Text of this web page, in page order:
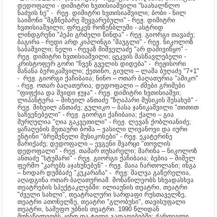
დედოფალი - დიმიტრი ხვთისიაშვილი "საახალწლო
ნაძვის ხე" - რეჟ. დიმიტრი ხვთისიაშვილი; ბობი - ნილ
საიმონი "მგზნებარე შეყვარებული" - რეჟ. დიმიტრი
ხვთისიაშვილი; ფრეკენ როზენბლუმი - ასტრიდ
ლინდგრენი "პეპი გრძელი წინდა" - რეჟ. გიორგი თავაძე;
ბაგირა - რედი არდ კიპლინგი "მაუგლი" - რეჟ. ნიკოლოზ
საბაშვილი; ნელი - რევაზ მიშველაძე "არ დამივიწყო" -
რეჟ. დიმიტრი ხვთისიაშვილი; ცეკვის მასწავლებელი -
კრისტოფერ გორი "ჩვენ გველის დიდება" - რეჟისორი
მანანა ბერიკაშვილი; ქეთინო, გიული – ლაშა ბუღაძე "7+1"
- რეჟ. გიორგი ქაჩიბაია; ნინო – ოთარ ბაღათურია "ამიკო"
- რეჟ. ოთარ ბაღათურია; დედოფალი – ძმები გრიმები
"ფიფქია და შვიდი ჯუჯა" - რეჟ. დიმიტრი ხვთისიაშვი;
ლიპანტერა – მიხეილ ანთაძე "ზღაპარი მუსიკის შესახებ" -
რეჟ. მიხეილ ანთაძე; გულიკო – ბასა ჯანიკაშვილი "თითით
საჩვენებელი" - რეჟ. გიორგი ქაჩიბაია; ქალი – გია
მურღულია "ღია გაკვეთილი" - რეჟ. ლევან ქობლიანიძე;
ყაჩაღების მეთაური ბოშა – ვასილი ლივანოვი და იური
ენტინი "ბრემენელი მუსიკოსები" - რეჟ. ეკატერინე
შარიქაძე; დედოფალი – ევგენი შვარცი "თოვლის
დედოფალი" - რეჟ. თამარ თუხარელი; მარინა – ნიკოლოზ
ანთაძე "სტუმარი" - რეჟ. გიორგი ქაჩიბაია; ბებია – მიშელ
ფერმო "კარებს აჯახუნებენ" - რეჟ. მაია ჩართოლანი; ინგა
– ნოდარ დუმბაძე "კუკარაჩა" - რეჟ: შალვა გაწერელია,
აღადგინა ოთარ ბაღათურიამ. მონაწილეობს სხვადასხვა
თეატრების სპექტაკლებში: ილიაუნის თეატრი, თეატრი
"ძველი სახლი", თეატრალური სარდაფი რუსთაველზე,
თეატრი ათონელზე, თეატრი "გლობუსი", თავისუფალი
თეატრი, სამეფო უბნის თეატრი. 1990 წლიდან